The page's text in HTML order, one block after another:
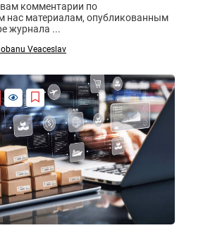
комментарии по
нас материалам, опубликованным
журнала ...
Veaceslav